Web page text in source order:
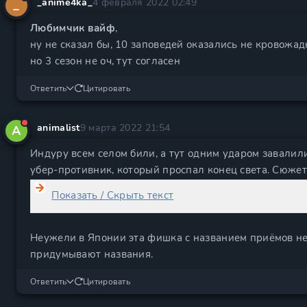
_
Любимчик вайф,
ну не сказал бы, 10 заповедей оказались не
но 3 сезон не оч, тут согласен
Ответить Цитировать
A animalist9 марта 2022 21:54
Индуру всем селом били, а тут одним ударом
убер-противник, который проспал конец света.
Показать / Скрыть текст
Неужели в Японии эта фишка с названием приёмов
придумывают названия.
Ответить Цитировать